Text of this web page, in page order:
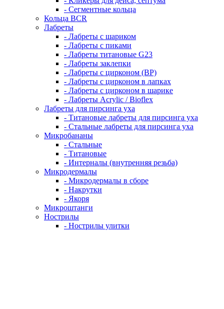
- Сегментные кольца
Кольца BCR
Лабреты
- Лабреты с шариком
- Лабреты с пиками
- Лабреты титановые G23
- Лабреты заклепки
- Лабреты с цирконом (ВР)
- Лабреты с цирконом в лапках
- Лабреты с цирконом в шарике
- Лабреты Acrylic / Bioflex
Лабреты для пирсинга уха
- Титановые лабреты для пирсинга уха
- Стальные лабреты для пирсинга уха
Микробананы
- Стальные
- Титановые
- Интерналы (внутренняя резьба)
Микродермалы
- Микродермалы в сборе
- Накрутки
- Якоря
Микроштанги
Нострилы
- Нострилы улитки